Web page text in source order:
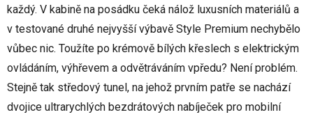
každý. V kabině na posádku čeká nálož luxusních materiálů a
v testované druhé nejvyšší výbavě Style Premium nechybělo
vůbec nic. Toužíte po krémově bílých křeslech s elektrickým
ovládáním, výhřevem a odvětráváním vpředu? Není problém.
Stejně tak středový tunel, na jehož prvním patře se nachází
dvojice ultrarychlých bezdrátových nabíječek pro mobilní